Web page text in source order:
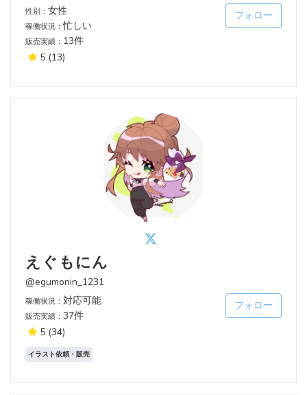
性別： 女性
稼働状況：忙しい
販売実績： 13件
5 (13)
フォロー
えぐもにん
@egumonin_1231
稼働状況： 対応可能
販売実績： 37件
5 (34)
フォロー
イラスト依頼・販売